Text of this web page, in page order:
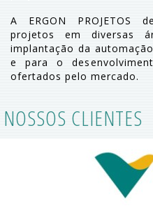
A ERGON PROJETOS
projetos em diversas
implantação da
e para o
ofertados pelo mercado.
NOSSOS CLIENTES